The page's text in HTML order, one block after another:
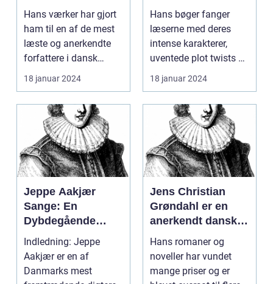
betydningsfulde
forfattere og
forfatter til en lang
række bøger, der
forskellige genrer
og temaer
Hans værker har gjort
ham til en af de mest
læste og anerkendte
forfattere i dansk
litteraturhistori...
18 januar 2024
spændende,
filosofiske og
litterært
komplekse
romaner
Hans bøger fanger
læserne med deres
intense karakterer,
uventede plot twists og
dybdegående
tematikk...
18 januar 2024
Jeppe Aakjær
Sange: En
Dybdegående
Undersøgelse af
Danmarks Mest
Kendte Digter
Indledning: Jeppe
Aakjær er en af
Danmarks mest
Jens Christian
Grøndahl er en
anerkendt dansk
forfatter, som har
skrevet adskillige
bøger af høj
kvalitet gennem
Hans romaner og
noveller har vundet
mange priser og er